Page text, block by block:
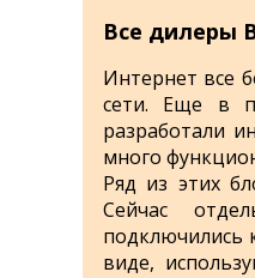
Все дилеры
Интернет все
сети. Еще в
разработали
много
Ряд из этих
Сейчас
подключились
виде,